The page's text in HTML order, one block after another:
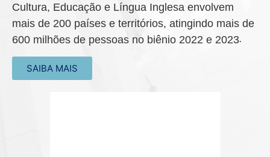
Cultura, Educação e Língua Inglesa envolvem
mais de 200 países e territórios, atingindo mais de
600 milhões de pessoas no biênio 2022 e 2023.
SAIBA MAIS